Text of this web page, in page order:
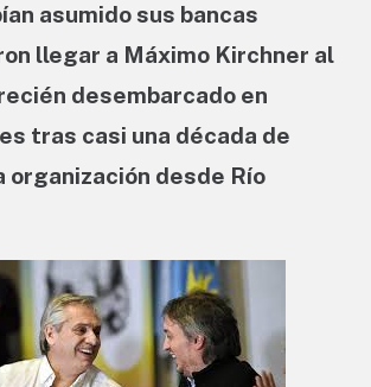
asumido sus bancas
llegar a Máximo Kirchner al
desembarcado en
tras casi una década de
organización desde Río